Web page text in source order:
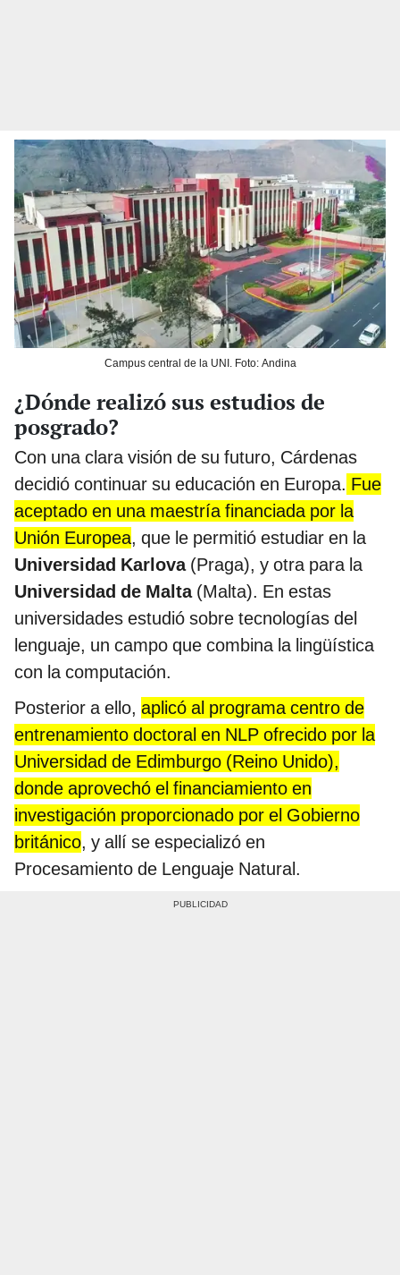
Campus central de la UNI. Foto: Andina
¿Dónde realizó sus estudios de
posgrado?
Con una clara visión de su futuro, Cárdenas
decidió continuar su educación en Europa. Fue
aceptado en una maestría financiada por la
Unión Europea, que le permitió estudiar en la
Universidad Karlova(Praga), y otra para la
Universidad de Malta (Malta). En estas
universidades estudió sobre tecnologías del
lenguaje, un campo que combina la lingüística
con la computación.
Posterior a ello, aplicó al programa centro de
entrenamiento doctoral en NLP ofrecido por la
Universidad de Edimburgo (Reino Unido),
donde aprovechó el financiamiento en
investigación proporcionado por el Gobierno
británico, y allí se especializó en
Procesamiento de Lenguaje Natural.